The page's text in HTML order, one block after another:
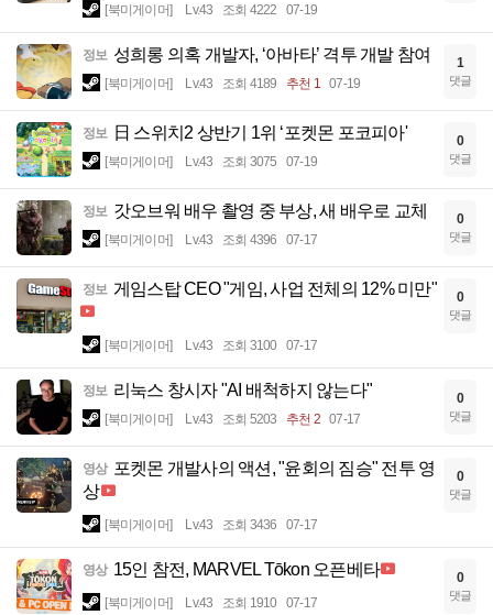
[북미게이머] Lv.43 조회 4222 07-19
정보 성희롱 의혹 개발자, ‘아바타’ 격투 개발 참여
[북미게이머] Lv.43 조회 4189 추천 1 07-19
1
댓글
정보 日 스위치2 상반기 1위 ‘포켓몬 포코피아'
[북미게이머] Lv.43 조회 3075 07-19
0
댓글
정보 갓오브워 배우 촬영 중 부상, 새 배우로 교체
[북미게이머] Lv.43 조회 4396 07-17
0
댓글
정보 게임스탑 CEO "게임, 사업 전체의 12% 미만"
[북미게이머] Lv.43 조회 3100 07-17
0
댓글
정보 리눅스 창시자 "AI 배척하지 않는다"
[북미게이머] Lv.43 조회 5203 추천 2 07-17
0
댓글
영상 포켓몬 개발사의 액션, "윤회의 짐승" 전투 영
상
[북미게이머] Lv.43 조회 3436 07-17
0
댓글
영상 15인 참전, MARVEL Tōkon 오픈베타
[북미게이머] Lv.43 조회 1910 07-17
0
댓글